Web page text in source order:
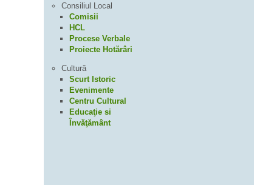
Consiliul Local
Comisii
HCL
Procese Verbale
Proiecte Hotărâri
Cultură
Scurt Istoric
Evenimente
Centru Cultural
Educaţie si
Învăţământ